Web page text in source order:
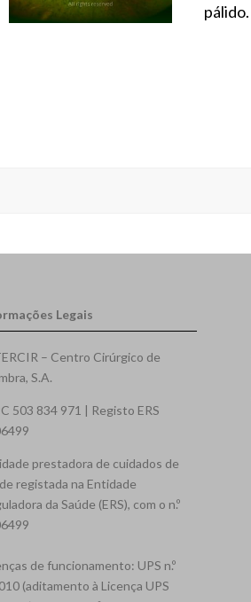
pálido.
Legais
– Centro Cirúrgico de
S.A.
503 834 971 | Registo ERS
prestadora de cuidados de
registada na Entidade
da Saúde (ERS), com o n.º
de funcionamento: UPS n.º
(aditamento à Licença UPS